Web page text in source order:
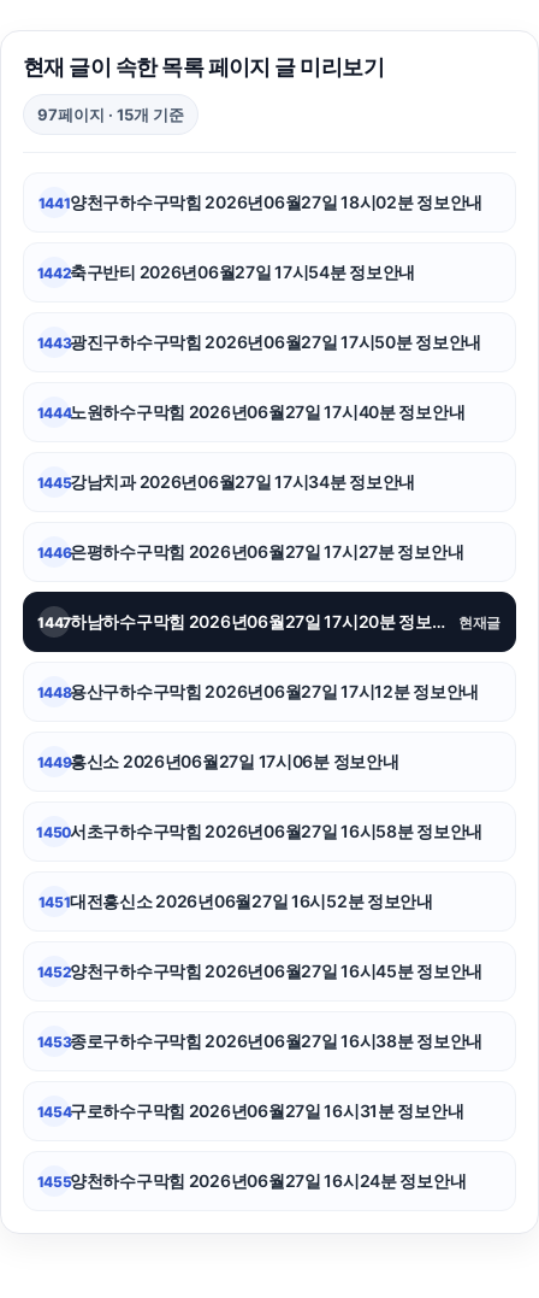
휴대폰소액결제
유방암요양병원
동작구하수구막힘
부산휴대폰성지
의정부형사변호사
트립닷컴할인코드
파양보호소
용인이혼전문변호사
수원법무법인
현재 글이 속한 목록 페이지 글 미리보기
97페이지 · 15개 기준
1441양천구하수구막힘 2026년06월27일 18시02분 정보안내
1442축구반티 2026년06월27일 17시54분 정보안내
1443광진구하수구막힘 2026년06월27일 17시50분 정보안내
1444노원하수구막힘 2026년06월27일 17시40분 정보안내
1445강남치과 2026년06월27일 17시34분 정보안내
1446은평하수구막힘 2026년06월27일 17시27분 정보안내
1447 하남하수구막힘 2026년06월27일 17시20분 정보안내 현재글
1448용산구하수구막힘 2026년06월27일 17시12분 정보안내
1449흥신소 2026년06월27일 17시06분 정보안내
1450서초구하수구막힘 2026년06월27일 16시58분 정보안내
1451대전흥신소 2026년06월27일 16시52분 정보안내
1452양천구하수구막힘 2026년06월27일 16시45분 정보안내
1453종로구하수구막힘 2026년06월27일 16시38분 정보안내
1454구로하수구막힘 2026년06월27일 16시31분 정보안내
1455양천하수구막힘 2026년06월27일 16시24분 정보안내